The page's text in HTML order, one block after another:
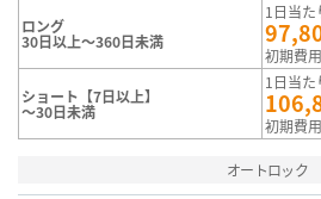
ロング
30日以上～360日未満
1日当
初期費
ショート【7日以上】
～30日未満
1日当
初期費
オートロック